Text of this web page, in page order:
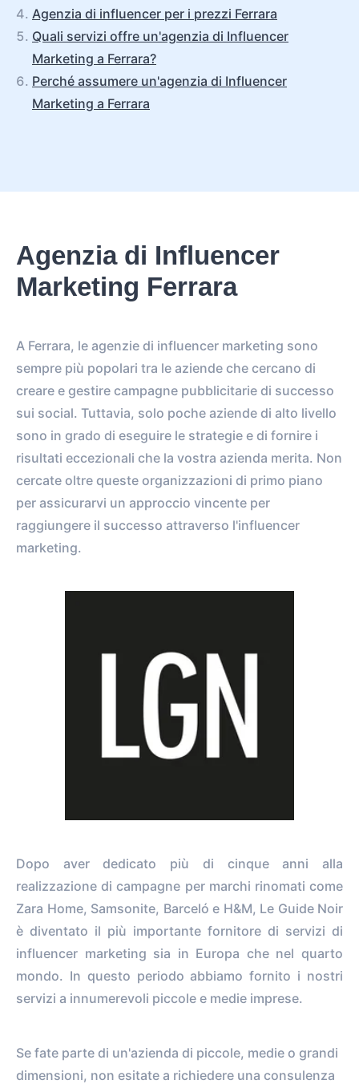
Agenzia di influencer per i prezzi Ferrara
Quali servizi offre un'agenzia di Influencer
Marketing a Ferrara?
Perché assumere un'agenzia di Influencer
Marketing a Ferrara
Agenzia di Influencer
Marketing Ferrara
A Ferrara, le agenzie di influencer marketing sono
sempre più popolari tra le aziende che cercano di
creare e gestire campagne pubblicitarie di successo
sui social. Tuttavia, solo poche aziende di alto livello
sono in grado di eseguire le strategie e di fornire i
risultati eccezionali che la vostra azienda merita. Non
cercate oltre queste organizzazioni di primo piano
per assicurarvi un approccio vincente per
raggiungere il successo attraverso l'influencer
marketing.
Dopo aver dedicato più di cinque anni alla
realizzazione di campagne per marchi rinomati come
Zara Home, Samsonite, Barceló e H&M, Le Guide Noir
è diventato il più importante fornitore di servizi di
influencer marketing sia in Europa che nel quarto
mondo. In questo periodo abbiamo fornito i nostri
servizi a innumerevoli piccole e medie imprese.
Se fate parte di un'azienda di piccole, medie o grandi
dimensioni, non esitate a richiedere una consulenza